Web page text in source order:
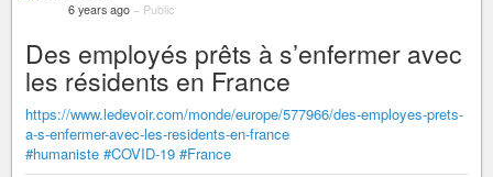
6 years ago – Public
Des employés prêts à s’enfermer avec
les résidents en France
https://www.ledevoir.com/monde/europe/577966/des-employes-prets-
a-s-enfermer-avec-les-residents-en-france
#humaniste #COVID-19 #France